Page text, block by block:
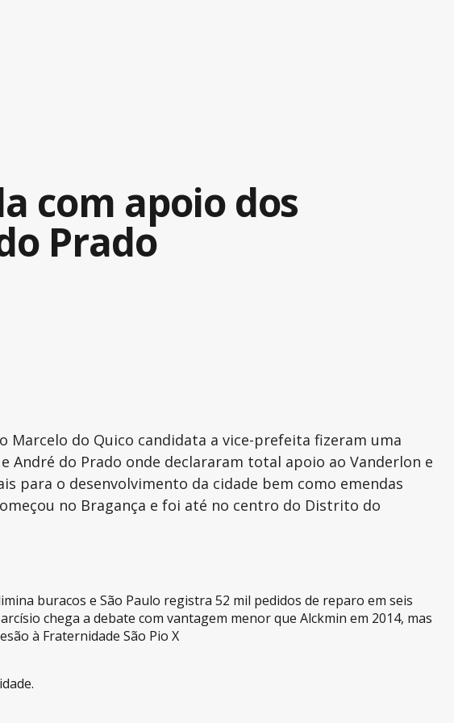
com apoio dos
Prado
Marcelo do Quico candidata a vice-prefeita fizeram uma
do Prado onde declararam total apoio ao Vanderlon e
para o desenvolvimento da cidade bem como emendas
no Bragança e foi até no centro do Distrito do
buracos e São Paulo registra 52 mil pedidos de reparo em seis
chega a debate com vantagem menor que Alckmin em 2014, mas
à Fraternidade São Pio X